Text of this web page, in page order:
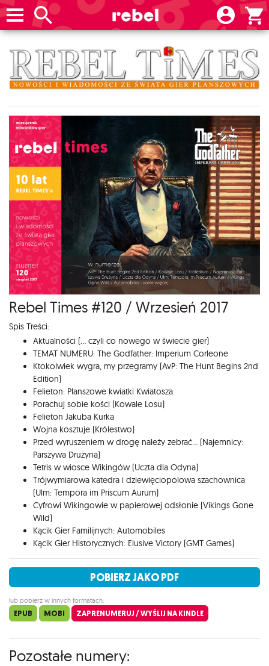
Rebel Times #120 / Wrzesień 2017
Spis Treści:
Aktualności (... czyli co nowego w świecie gier)
TEMAT NUMERU: The Godfather: Imperium Corleone
Ktokolwiek wygra, my przegramy (AvP: The Hunt Begins 2nd
Edition)
Felieton: Planszowe kwiatki Kwiatosza
Porachuj sobie kości (Kowale Losu)
Felieton Jakuba Kurka
Wojna kosztuje (Królestwo)
Przed wyruszeniem w drogę należy zebrać... (Najemnicy:
Parszywa Drużyna)
Tetris w wiosce Wikingów (Uczta dla Odyna)
Trójwymiarowa katedra i dziewięciopolowa szachownica
(Ulm: Tempora im Priscum Aurum)
Cyfrowi Wikingowie w papierowej odsłonie (Vikings Gone
Wild)
Kącik Gier Familijnych: Automobiles
Kącik Gier Historycznych: Elusive Victory (GMT Games)
POBIERZ JAKO PDF
lub pobierz w innych formatach:
EPUB MOBI ZAPRENUMERUJ / WYŚLIJ NA KINDLE
Pozostałe numery: